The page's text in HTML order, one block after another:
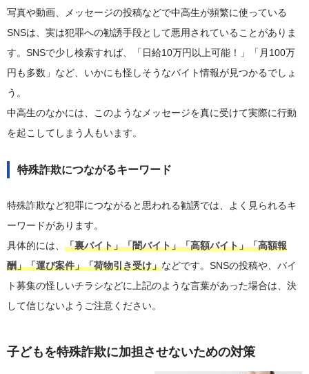
写真や動画、メッセージの投稿などで中高生が頻繁に使っている
SNSは、実は犯罪への勧誘手段として悪用されていることがありま
す。SNSで少し検索すれば、「日給10万円以上可能！」「月100万
円も多数」など、いかにも怪しそうなバイト情報が見つかるでしょ
う。
中高生のなかには、このようなメッセージを真に受けて実際に行動
を起こしてしまう人もいます。
特殊詐欺につながるキーワード
特殊詐欺など犯罪につながると思われる勧誘では、よく見られるキ
ーワードがあります。
具体的には、 「裏バイト」「闇バイト」「高額バイト」「高額報
酬」「運び案件」「荷物引き受け」などです。SNSの投稿や、バイ
ト募集の怪しいチラシなどに上記のような言葉があった場合は、決
して信じないようご注意ください。
子どもを特殊詐欺に加担させないための対策